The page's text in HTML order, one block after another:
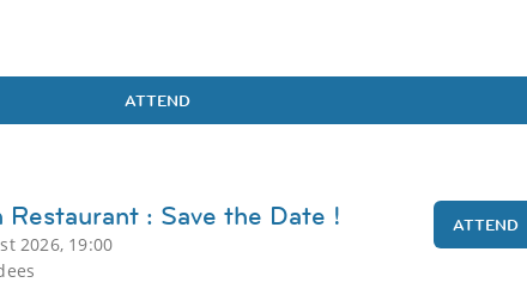
ATTEND
Restaurant : Save the Date !
2026, 19:00
ATTEND